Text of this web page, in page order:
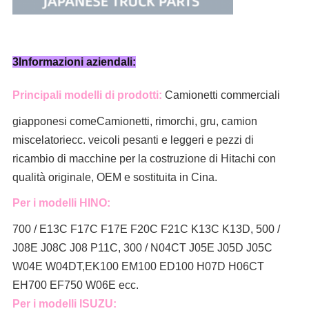
3Informazioni aziendali:
Principali modelli di prodotti: Camionetti commerciali
giapponesi comeCamionetti, rimorchi, gru, camion
miscelatoriecc. veicoli pesanti e leggeri e pezzi di
ricambio di macchine per la costruzione di Hitachi con
qualità originale, OEM e sostituita in Cina.
Per i modelli HINO:
700 / E13C F17C F17E F20C F21C K13C K13D, 500 /
J08E J08C J08 P11C, 300 / N04CT J05E J05D J05C
W04E W04DT,EK100 EM100 ED100 H07D H06CT
EH700 EF750 W06E ecc.
Per i modelli ISUZU: